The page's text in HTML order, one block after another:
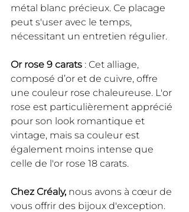
métal blanc précieux. Ce placage
peut s'user avec le temps,
nécessitant un entretien régulier.
Or rose 9 carats : Cet alliage,
composé d’or et de cuivre, offre
une couleur rose chaleureuse. L'or
rose est particulièrement apprécié
pour son look romantique et
vintage, mais sa couleur est
également moins intense que
celle de l'or rose 18 carats.
Chez Créaly, nous avons à cœur de
vous offrir des bijoux d'exception.